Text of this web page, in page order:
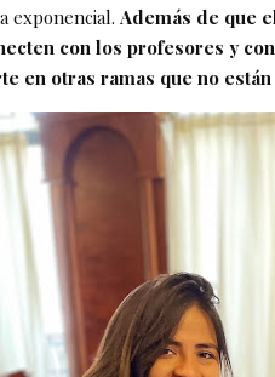
exponencial. Además de que
con los profesores y
en otras ramas que no